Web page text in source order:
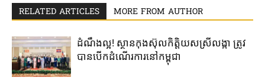
RELATED ARTICLES MORE FROM AUTHOR
ដំណឹងល្អ! ស្ថាន​កុងស៊ុល​កិត្តិយស​ស្រីលង្កា​ ត្រូវ​
បាន​បើក​ដំណើរការ​នៅ​កម្ពុជា​